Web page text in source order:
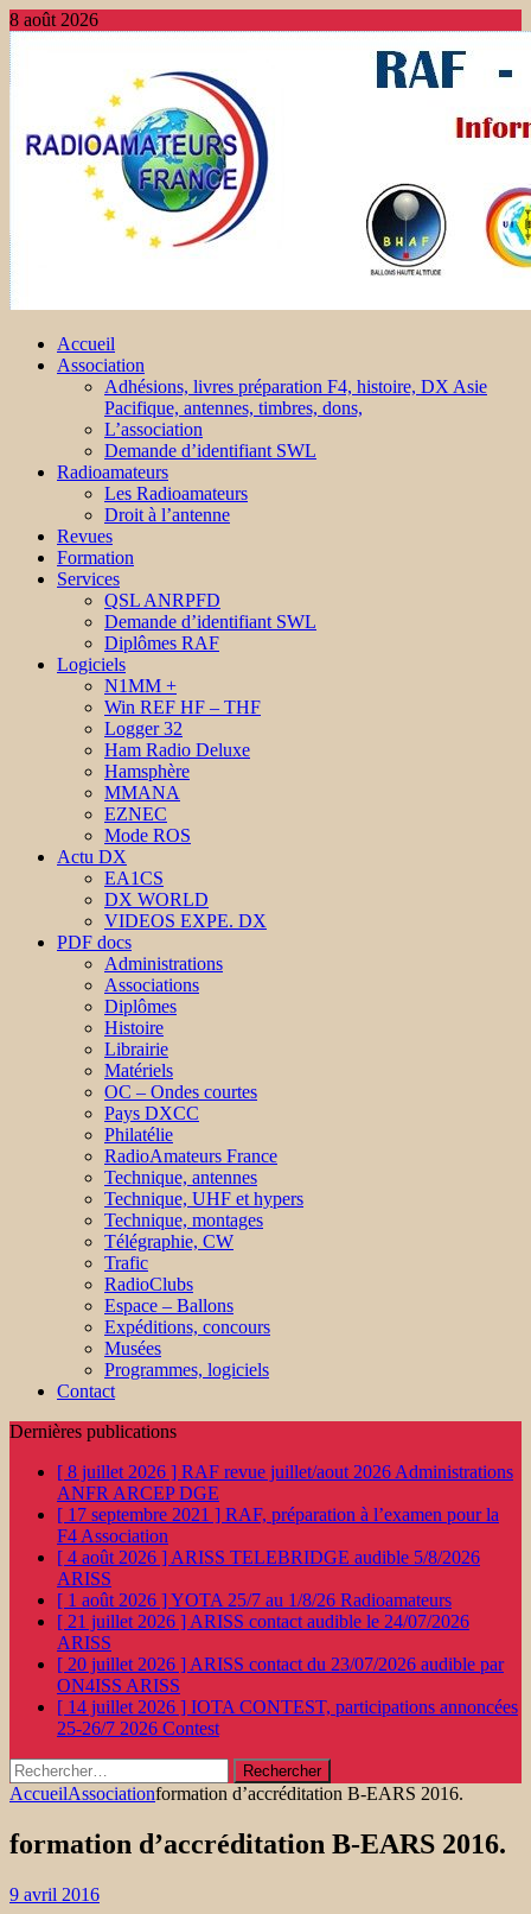
8 août 2026
Accueil
Association
Adhésions, livres préparation F4, histoire, DX Asie
Pacifique, antennes, timbres, dons,
L’association
Demande d’identifiant SWL
Radioamateurs
Les Radioamateurs
Droit à l’antenne
Revues
Formation
Services
QSL ANRPFD
Demande d’identifiant SWL
Diplômes RAF
Logiciels
N1MM +
Win REF HF – THF
Logger 32
Ham Radio Deluxe
Hamsphère
MMANA
EZNEC
Mode ROS
Actu DX
EA1CS
DX WORLD
VIDEOS EXPE. DX
PDF docs
Administrations
Associations
Diplômes
Histoire
Librairie
Matériels
OC – Ondes courtes
Pays DXCC
Philatélie
RadioAmateurs France
Technique, antennes
Technique, UHF et hypers
Technique, montages
Télégraphie, CW
Trafic
RadioClubs
Espace – Ballons
Expéditions, concours
Musées
Programmes, logiciels
Contact
Dernières publications
[ 8 juillet 2026 ] RAF revue juillet/aout 2026 Administrations
ANFR ARCEP DGE
[ 17 septembre 2021 ] RAF, préparation à l’examen pour la
F4 Association
[ 4 août 2026 ] ARISS TELEBRIDGE audible 5/8/2026
ARISS
[ 1 août 2026 ]YOTA 25/7 au 1/8/26 Radioamateurs
[ 21 juillet 2026 ] ARISS contact audible le 24/07/2026
ARISS
[ 20 juillet 2026 ] ARISS contact du 23/07/2026 audible par
ON4ISS ARISS
[ 14 juillet 2026 ] IOTA CONTEST, participations annoncées
25-26/7 2026 Contest
Rechercher :
AccueilAssociationformation d’accréditation B-EARS 2016.
formation d’accréditation B-EARS 2016.
9 avril 2016